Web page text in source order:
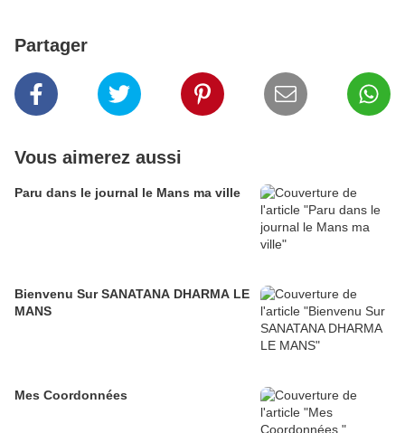
Partager
Vous aimerez aussi
Paru dans le journal le Mans ma ville
Bienvenu Sur SANATANA DHARMA LE
MANS
Mes Coordonnées